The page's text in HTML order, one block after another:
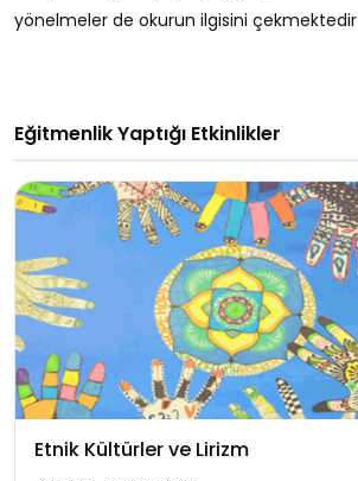
yönelmeler de okurun ilgisini çekmektedir
Eğitmenlik Yaptığı Etkinlikler
Etnik Kültürler ve Lirizm